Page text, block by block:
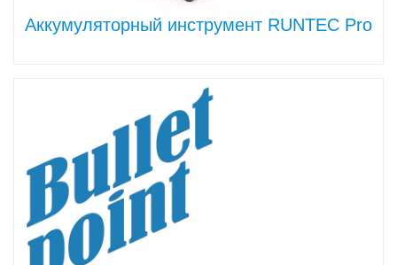
Аккумуляторный инструмент RUNTEC Pro